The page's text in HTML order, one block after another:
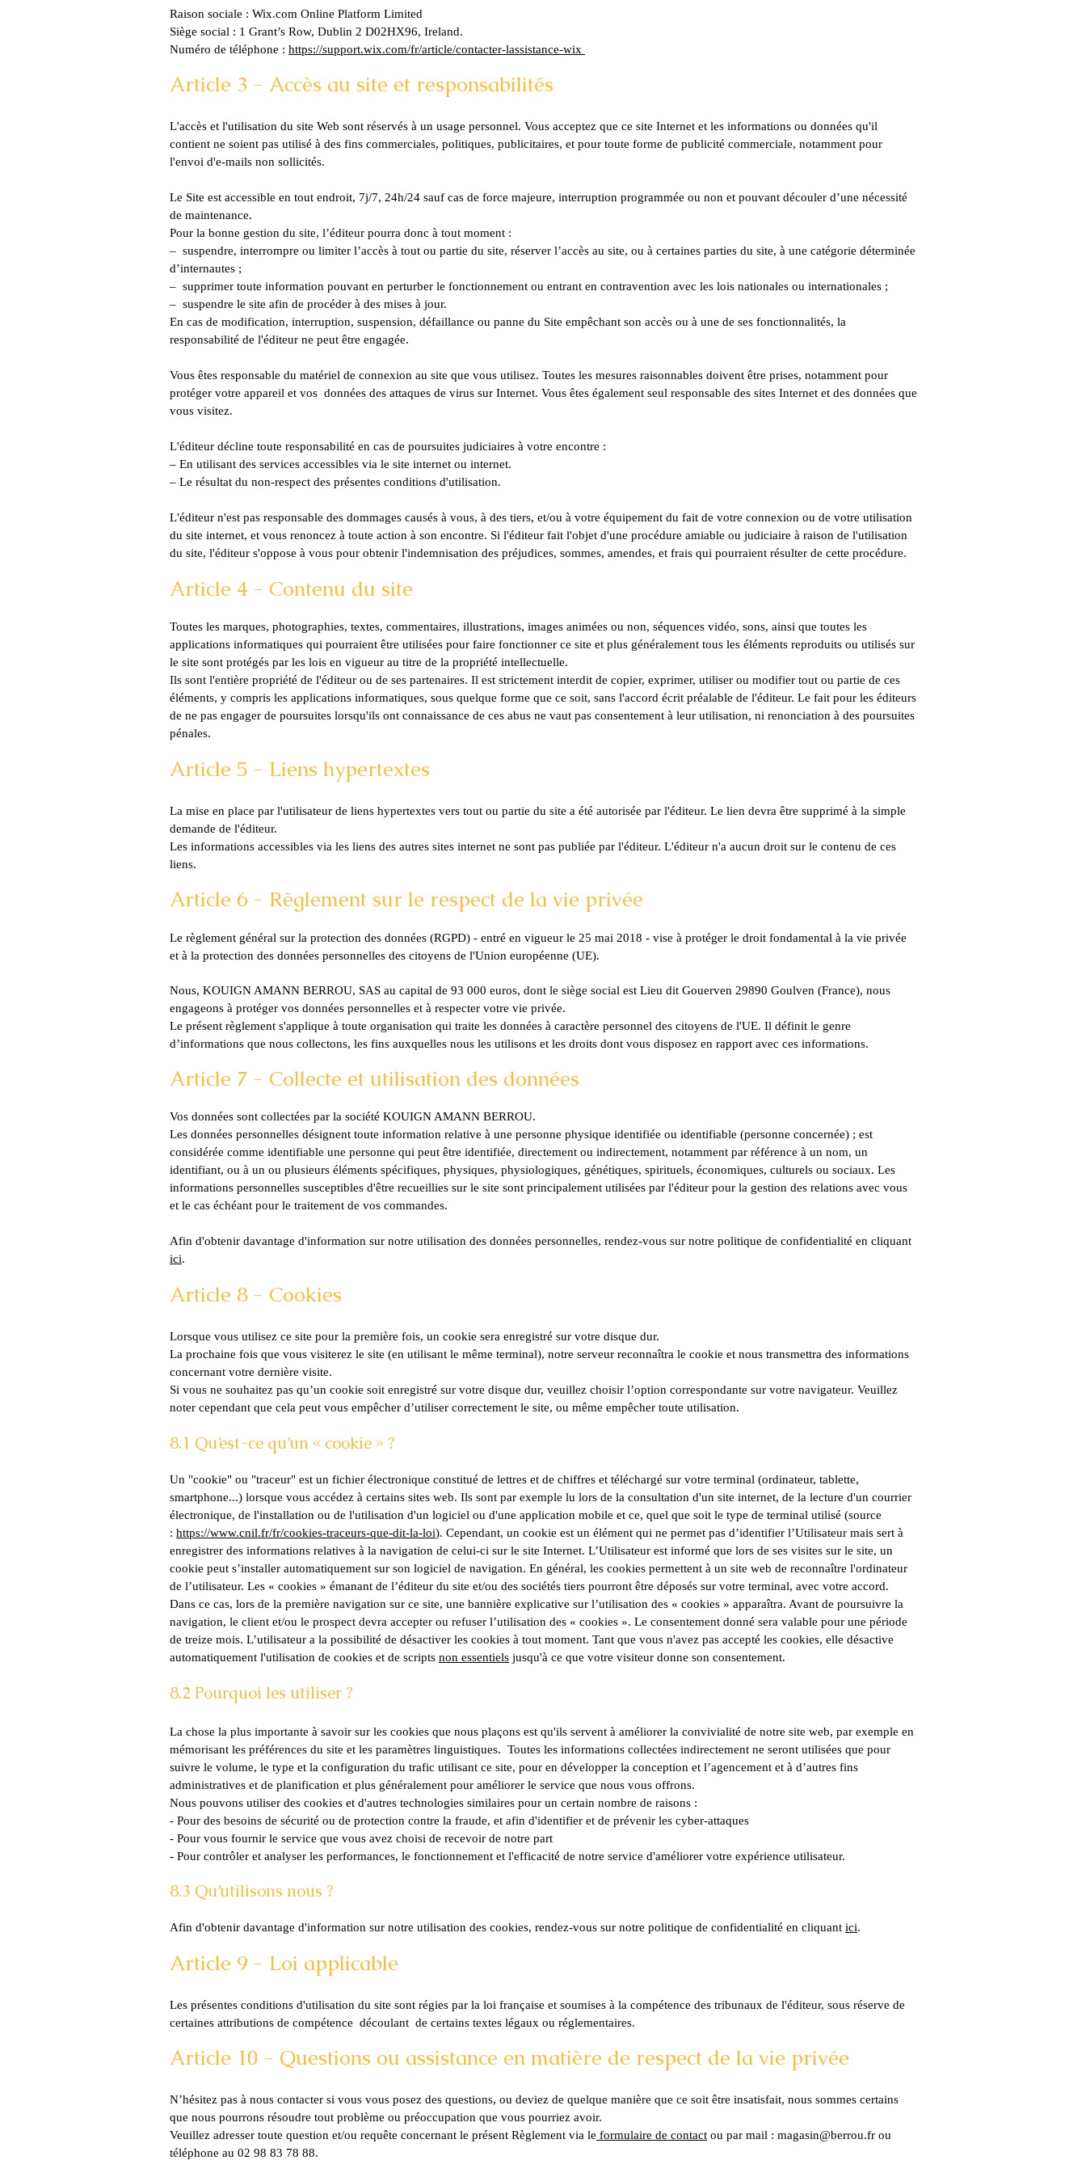
Raison sociale : Wix.com Online Platform Limited
Siège social : 1 Grant’s Row, Dublin 2 D02HX96, Ireland.
Numéro de téléphone : https://support.wix.com/fr/article/contacter-lassistance-wix
Article 3 - Accès au site et responsabilités
L'accès et l'utilisation du site Web sont réservés à un usage personnel. Vous acceptez que ce site Internet et les informations ou données qu'il
contient ne soient pas utilisé à des fins commerciales, politiques, publicitaires, et pour toute forme de publicité commerciale, notamment pour
l'envoi d'e-mails non sollicités.
Le Site est accessible en tout endroit, 7j/7, 24h/24 sauf cas de force majeure, interruption programmée ou non et pouvant découler d’une nécessité
de maintenance.
Pour la bonne gestion du site, l’éditeur pourra donc à tout moment :
– suspendre, interrompre ou limiter l’accès à tout ou partie du site, réserver l’accès au site, ou à certaines parties du site, à une catégorie déterminée
d’internautes ;
– supprimer toute information pouvant en perturber le fonctionnement ou entrant en contravention avec les lois nationales ou internationales ;
– suspendre le site afin de procéder à des mises à jour.
En cas de modification, interruption, suspension, défaillance ou panne du Site empêchant son accès ou à une de ses fonctionnalités, la
responsabilité de l'éditeur ne peut être engagée.
Vous êtes responsable du matériel de connexion au site que vous utilisez. Toutes les mesures raisonnables doivent être prises, notamment pour
protéger votre appareil et vos données des attaques de virus sur Internet. Vous êtes également seul responsable des sites Internet et des données que
vous visitez.
L'éditeur décline toute responsabilité en cas de poursuites judiciaires à votre encontre :
– En utilisant des services accessibles via le site internet ou internet.
– Le résultat du non-respect des présentes conditions d'utilisation.
L'éditeur n'est pas responsable des dommages causés à vous, à des tiers, et/ou à votre équipement du fait de votre connexion ou de votre utilisation
du site internet, et vous renoncez à toute action à son encontre. Si l'éditeur fait l'objet d'une procédure amiable ou judiciaire à raison de l'utilisation
du site, l'éditeur s'oppose à vous pour obtenir l'indemnisation des préjudices, sommes, amendes, et frais qui pourraient résulter de cette procédure.
Article 4 - Contenu du site
Toutes les marques, photographies, textes, commentaires, illustrations, images animées ou non, séquences vidéo, sons, ainsi que toutes les
applications informatiques qui pourraient être utilisées pour faire fonctionner ce site et plus généralement tous les éléments reproduits ou utilisés sur
le site sont protégés par les lois en vigueur au titre de la propriété intellectuelle.
Ils sont l'entière propriété de l'éditeur ou de ses partenaires. Il est strictement interdit de copier, exprimer, utiliser ou modifier tout ou partie de ces
éléments, y compris les applications informatiques, sous quelque forme que ce soit, sans l'accord écrit préalable de l'éditeur. Le fait pour les éditeurs
de ne pas engager de poursuites lorsqu'ils ont connaissance de ces abus ne vaut pas consentement à leur utilisation, ni renonciation à des poursuites
pénales.
Article 5 - Liens hypertextes
La mise en place par l'utilisateur de liens hypertextes vers tout ou partie du site a été autorisée par l'éditeur. Le lien devra être supprimé à la simple
demande de l'éditeur.
Les informations accessibles via les liens des autres sites internet ne sont pas publiée par l'éditeur. L'éditeur n'a aucun droit sur le contenu de ces
liens.
Article 6 - Règlement sur le respect de la vie privée
Le règlement général sur la protection des données (RGPD) - entré en vigueur le 25 mai 2018 - vise à protéger le droit fondamental à la vie privée
et à la protection des données personnelles des citoyens de l'Union européenne (UE).
Nous, KOUIGN AMANN BERROU, SAS au capital de 93 000 euros, dont le siège social est Lieu dit Gouerven 29890 Goulven (France), nous
engageons à protéger vos données personnelles et à respecter votre vie privée.
Le présent règlement s'applique à toute organisation qui traite les données à caractère personnel des citoyens de l'UE. Il définit le genre
d’informations que nous collectons, les fins auxquelles nous les utilisons et les droits dont vous disposez en rapport avec ces informations.
Article 7 - Collecte et utilisation des données
Vos données sont collectées par la société KOUIGN AMANN BERROU.
Les données personnelles désignent toute information relative à une personne physique identifiée ou identifiable (personne concernée) ; est
considérée comme identifiable une personne qui peut être identifiée, directement ou indirectement, notamment par référence à un nom, un
identifiant, ou à un ou plusieurs éléments spécifiques, physiques, physiologiques, génétiques, spirituels, économiques, culturels ou sociaux. Les
informations personnelles susceptibles d'être recueillies sur le site sont principalement utilisées par l'éditeur pour la gestion des relations avec vous
et le cas échéant pour le traitement de vos commandes.
Afin d'obtenir davantage d'information sur notre utilisation des données personnelles, rendez-vous sur notre politique de confidentialité en cliquant
ici.
Article 8 - Cookies
Lorsque vous utilisez ce site pour la première fois, un cookie sera enregistré sur votre disque dur.
La prochaine fois que vous visiterez le site (en utilisant le même terminal), notre serveur reconnaîtra le cookie et nous transmettra des informations
concernant votre dernière visite.
Si vous ne souhaitez pas qu’un cookie soit enregistré sur votre disque dur, veuillez choisir l’option correspondante sur votre navigateur. Veuillez
noter cependant que cela peut vous empêcher d’utiliser correctement le site, ou même empêcher toute utilisation.
8.1 Qu’est-ce qu’un « cookie » ?
Un "cookie" ou "traceur" est un fichier électronique constitué de lettres et de chiffres et téléchargé sur votre terminal (ordinateur, tablette,
smartphone...) lorsque vous accédez à certains sites web. Ils sont par exemple lu lors de la consultation d'un site internet, de la lecture d'un courrier
électronique, de l'installation ou de l'utilisation d'un logiciel ou d'une application mobile et ce, quel que soit le type de terminal utilisé (source
: https://www.cnil.fr/fr/cookies-traceurs-que-dit-la-loi). Cependant, un cookie est un élément qui ne permet pas d’identifier l’Utilisateur mais sert à
enregistrer des informations relatives à la navigation de celui-ci sur le site Internet. L’Utilisateur est informé que lors de ses visites sur le site, un
cookie peut s’installer automatiquement sur son logiciel de navigation. En général, les cookies permettent à un site web de reconnaître l'ordinateur
de l’utilisateur. Les « cookies » émanant de l’éditeur du site et/ou des sociétés tiers pourront être déposés sur votre terminal, avec votre accord.
Dans ce cas, lors de la première navigation sur ce site, une bannière explicative sur l’utilisation des « cookies » apparaîtra. Avant de poursuivre la
navigation, le client et/ou le prospect devra accepter ou refuser l’utilisation des « cookies ». Le consentement donné sera valable pour une période
de treize mois. L’utilisateur a la possibilité de désactiver les cookies à tout moment.​ Tant que vous n'avez pas accepté les cookies, elle désactive
automatiquement l'utilisation de cookies et de scripts non essentiels jusqu'à ce que votre visiteur donne son consentement.
8.2 Pourquoi les utiliser ?
La chose la plus importante à savoir sur les cookies que nous plaçons est qu'ils servent à améliorer la convivialité de notre site web, par exemple en
mémorisant les préférences du site et les paramètres linguistiques. Toutes les informations collectées indirectement ne seront utilisées que pour
suivre le volume, le type et la configuration du trafic utilisant ce site, pour en développer la conception et l’agencement et à d’autres fins
administratives et de planification et plus généralement pour améliorer le service que nous vous offrons.
Nous pouvons utiliser des cookies et d'autres technologies similaires pour un certain nombre de raisons :
- Pour des besoins de sécurité ou de protection contre la fraude, et afin d'identifier et de prévenir les cyber-attaques
- Pour vous fournir le service que vous avez choisi de recevoir de notre part
- Pour contrôler et analyser les performances, le fonctionnement et l'efficacité de notre service d'améliorer votre expérience utilisateur.
8.3 Qu’utilisons nous ?
Afin d'obtenir davantage d'information sur notre utilisation des cookies, rendez-vous sur notre politique de confidentialité en cliquant ici.
Article 9 - Loi applicable
Les présentes conditions d'utilisation du site sont régies par la loi française et soumises à la compétence des tribunaux de l'éditeur, sous réserve de
certaines attributions de compétence découlant de certains textes légaux ou réglementaires.
Article 10 - Questions ou assistance en matière de respect de la vie privée
N’hésitez pas à nous contacter si vous vous posez des questions, ou deviez de quelque manière que ce soit être insatisfait, nous sommes certains
que nous pourrons résoudre tout problème ou préoccupation que vous pourriez avoir.
Veuillez adresser toute question et/ou requête concernant le présent Règlement via le formulaire de contact ou par mail : magasin@berrou.fr ou
téléphone au 02 98 83 78 88.